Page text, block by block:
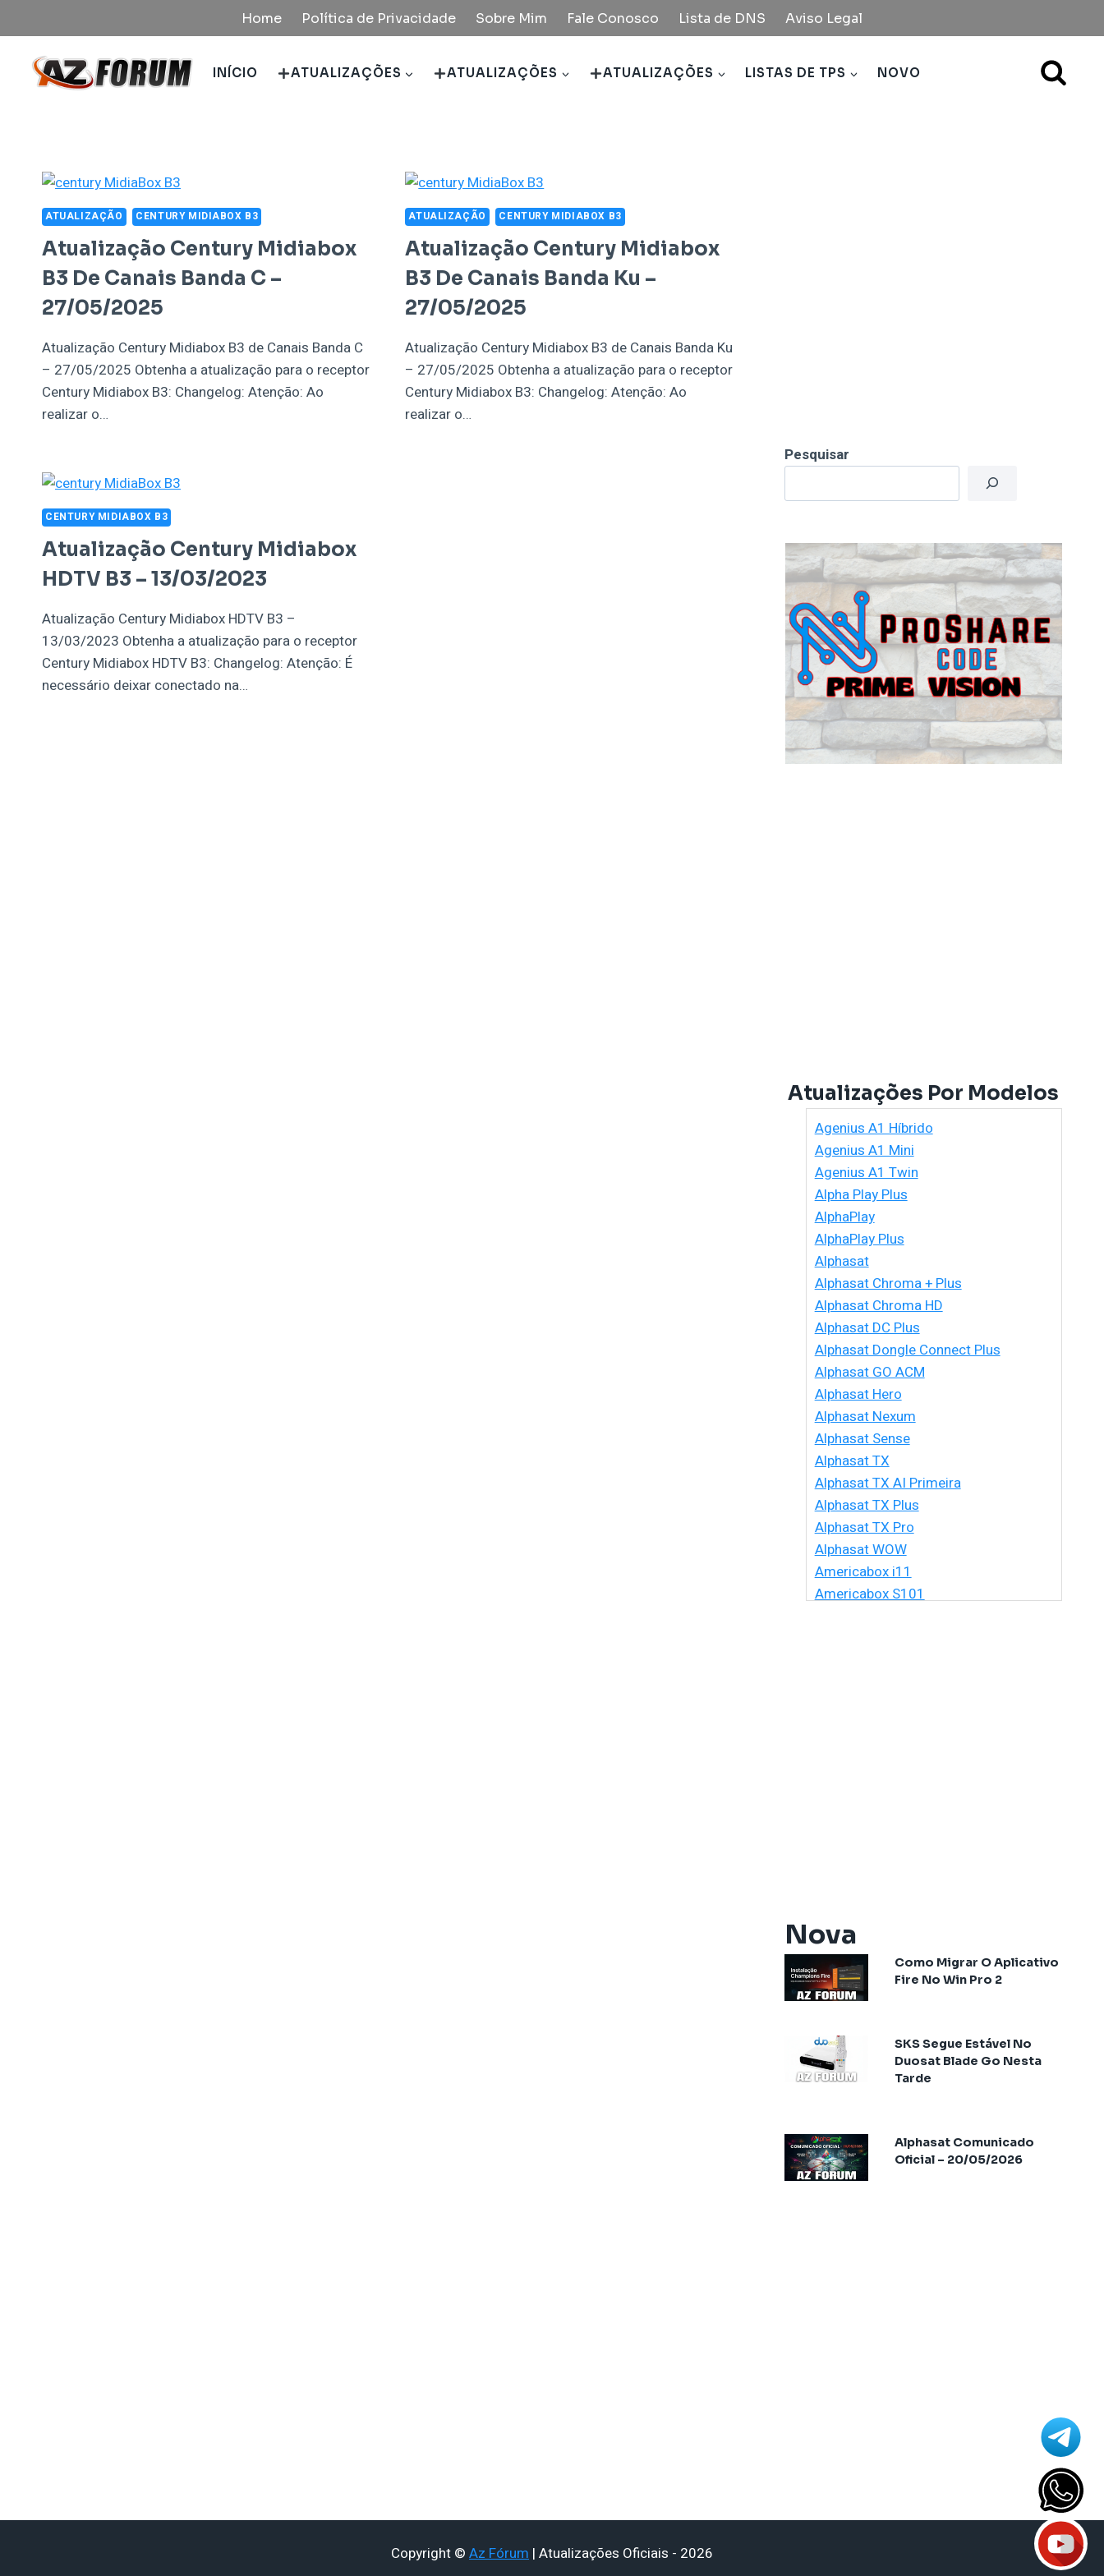
para
Conteúdo
Home Política de Privacidade Sobre Mim Fale Conosco Lista de DNS Aviso Legal
INÍCIO ATUALIZAÇÕES ATUALIZAÇÕES ATUALIZAÇÕES LISTAS DE TPS NOVO
ATUALIZAÇÃO CENTURY MIDIABOX B3
Atualização Century Midiabox
B3 De Canais Banda C –
27/05/2025
Atualização Century Midiabox B3 de Canais Banda C
– 27/05/2025 Obtenha a atualização para o receptor
Century Midiabox B3: Changelog: Atenção: Ao
realizar o…
ATUALIZAÇÃO CENTURY MIDIABOX B3
Atualização Century Midiabox
B3 De Canais Banda Ku –
27/05/2025
Atualização Century Midiabox B3 de Canais Banda Ku
– 27/05/2025 Obtenha a atualização para o receptor
Century Midiabox B3: Changelog: Atenção: Ao
realizar o…
CENTURY MIDIABOX B3
Atualização Century Midiabox
HDTV B3 – 13/03/2023
Atualização Century Midiabox HDTV B3 –
13/03/2023 Obtenha a atualização para o receptor
Century Midiabox HDTV B3: Changelog: Atenção: É
necessário deixar conectado na…
Pesquisar
Atualizações Por Modelos
Agenius A1 Híbrido
Agenius A1 Mini
Agenius A1 Twin
Alpha Play Plus
AlphaPlay
AlphaPlay Plus
Alphasat
Alphasat Chroma + Plus
Alphasat Chroma HD
Alphasat DC Plus
Alphasat Dongle Connect Plus
Alphasat GO ACM
Alphasat Hero
Alphasat Nexum
Alphasat Sense
Alphasat TX
Alphasat TX AI Primeira
Alphasat TX Plus
Alphasat TX Pro
Alphasat WOW
Americabox i11
Americabox S101
Athomics Aura
Athomics Connect
Athomics Eon
Athomics EX
Athomics i3
Athomics i3 Bold
Athomics Inspire Qi
Athomics Nomads
Athomics S3
Audisat K10 Plus
Nova
Como Migrar O Aplicativo
Fire No Win Pro 2
SKS Segue Estável No
Duosat Blade Go Nesta
Tarde
Alphasat Comunicado
Oficial – 20/05/2026
Copyright © Az Fórum | Atualizações Oficiais - 2026